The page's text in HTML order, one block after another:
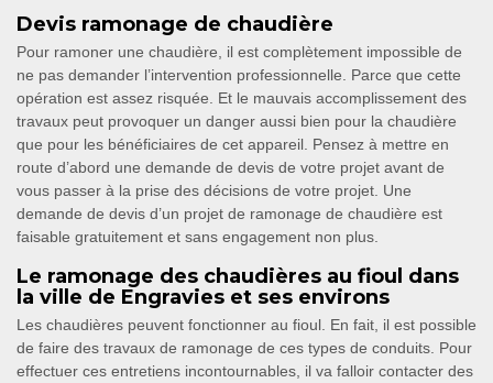
Devis ramonage de chaudière
Pour ramoner une chaudière, il est complètement impossible de
ne pas demander l’intervention professionnelle. Parce que cette
opération est assez risquée. Et le mauvais accomplissement des
travaux peut provoquer un danger aussi bien pour la chaudière
que pour les bénéficiaires de cet appareil. Pensez à mettre en
route d’abord une demande de devis de votre projet avant de
vous passer à la prise des décisions de votre projet. Une
demande de devis d’un projet de ramonage de chaudière est
faisable gratuitement et sans engagement non plus.
Le ramonage des chaudières au fioul dans
la ville de Engravies et ses environs
Les chaudières peuvent fonctionner au fioul. En fait, il est possible
de faire des travaux de ramonage de ces types de conduits. Pour
effectuer ces entretiens incontournables, il va falloir contacter des